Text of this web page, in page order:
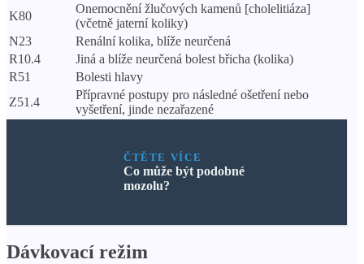
K80
Onemocnění žlučových kamenů [cholelitiáza]
(včetně jaterní koliky)
N23
Renální kolika, blíže neurčená
R10.4
Jiná a blíže neurčená bolest břicha (kolika)
R51
Bolesti hlavy
Z51.4
Přípravné postupy pro následné ošetření nebo
vyšetření, jinde nezařazené
ČTĚTE VÍCE
Co může být podobné
mozolu?
Dávkovací režim